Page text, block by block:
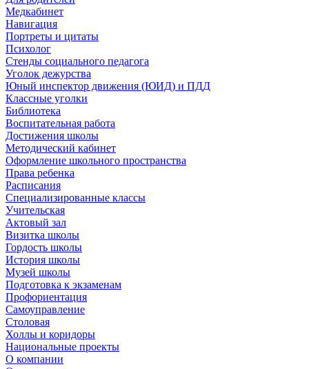
Медкабинет
Навигация
Портреты и цитаты
Психолог
Стенды социального педагога
Уголок дежурства
Юный инспектор движения (ЮИД) и ПДД
Классные уголки
Библиотека
Воспитательная работа
Достижения школы
Методический кабинет
Оформление школьного пространства
Права ребенка
Расписания
Специализированные классы
Учительская
Актовый зал
Визитка школы
Гордость школы
История школы
Музей школы
Подготовка к экзаменам
Профориентация
Самоуправление
Столовая
Холлы и коридоры
Национальные проекты
О компании